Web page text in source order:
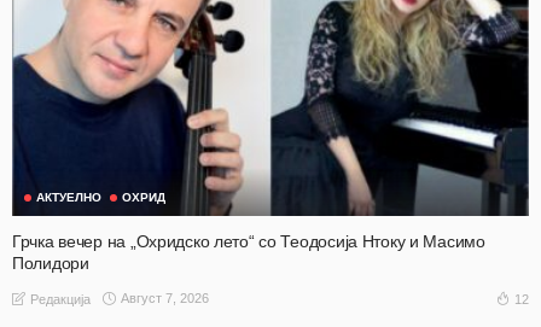
АКТУЕЛНО ОХРИД
Грчка вечер на „Охридско лето“ со Теодосија Нтоку и Масимо
Полидори
Редакција Август 7, 2026 12